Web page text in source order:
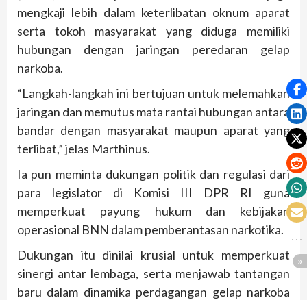
mengkaji lebih dalam keterlibatan oknum aparat
serta tokoh masyarakat yang diduga memiliki
hubungan dengan jaringan peredaran gelap
narkoba.
“Langkah-langkah ini bertujuan untuk melemahkan
jaringan dan memutus mata rantai hubungan antara
bandar dengan masyarakat maupun aparat yang
terlibat,” jelas Marthinus.
Ia pun meminta dukungan politik dan regulasi dari
para legislator di Komisi III DPR RI guna
memperkuat payung hukum dan kebijakan
operasional BNN dalam pemberantasan narkotika.
Dukungan itu dinilai krusial untuk memperkuat
sinergi antar lembaga, serta menjawab tantangan
baru dalam dinamika perdagangan gelap narkoba